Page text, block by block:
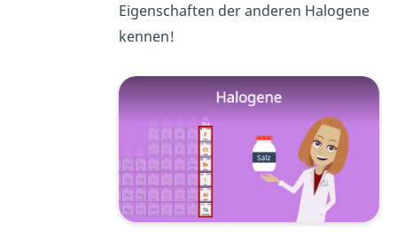
Eigenschaften der anderen Halogene
kennen!